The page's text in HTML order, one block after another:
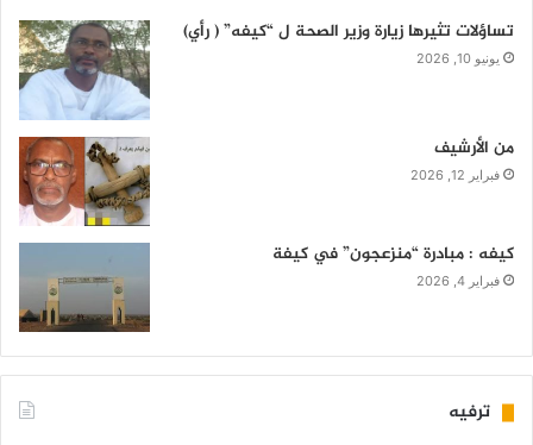
تساؤلات تثيرها زيارة وزير الصحة ل “كيفه” ( رأي)
يونيو 10, 2026
من الأرشيف
فبراير 12, 2026
كيفه : مبادرة “منزعجون” في كيفة
فبراير 4, 2026
ترفيه